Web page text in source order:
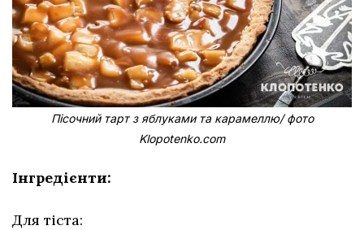
Пісочний тарт з яблуками та карамеллю/ фото
Klopotenko.com
Інгредієнти:
Для тіста: